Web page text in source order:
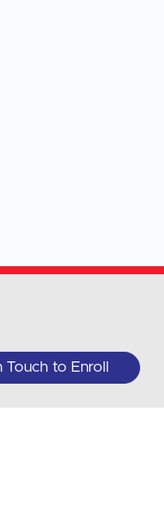
Touch to Enroll